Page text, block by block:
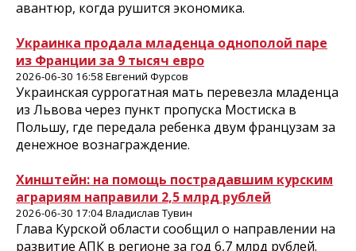
авантюр, когда рушится экономика.
Украинка продала младенца однополой паре
из Франции за 9 тысяч евро
2026-06-30 16:58 Евгений Фурсов
Украинская суррогатная мать перевезла младенца
из Львова через пункт пропуска Мостиска в
Польшу, где передала ребенка двум французам за
денежное вознаграждение.
Хинштейн: на помощь пострадавшим курским
аграриям направили 2,5 млрд рублей
2026-06-30 17:04 Владислав Тувин
Глава Курской области сообщил о направлении на
развитие АПК в регионе за год 6,7 млрд рублей.